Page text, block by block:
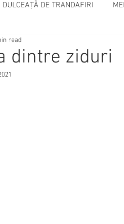
DULCEAȚĂ DE TRANDAFIRI
dintre ziduri
read